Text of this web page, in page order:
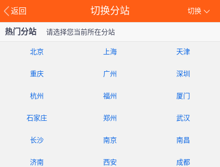
返回 切换
切换分站
热门分站 请选择您当前所在分站
北京 上海 天津
重庆 广州 深圳
杭州 福州 厦门
石家庄 郑州 武汉
长沙 南京 南昌
济南 西安 成都